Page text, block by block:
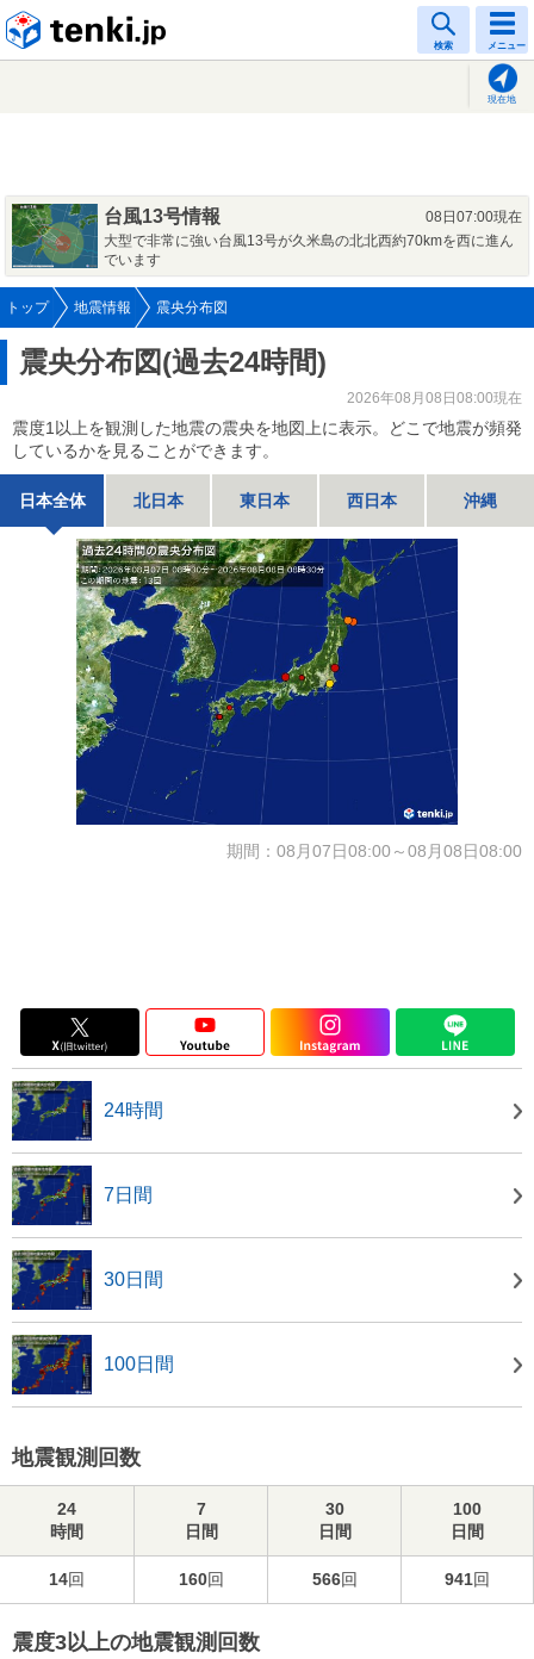
検索 メニュー
現在地
台風13号情報
08日07:00現在
大型で非常に強い台風13号が久米島の北北西約70kmを西に進ん
でいます
トップ 地震情報 震央分布図
震央分布図(過去24時間)
2026年08月08日08:00現在
震度1以上を観測した地震の震央を地図上に表示。どこで地震が頻発
しているかを見ることができます。
日本全体 北日本 東日本 西日本 沖縄
期間：08月07日08:00～08月08日08:00
24時間
7日間
30日間
100日間
地震観測回数
24
時間
7
日間
30
日間
100
日間
14回 160回 566回 941回
震度3以上の地震観測回数